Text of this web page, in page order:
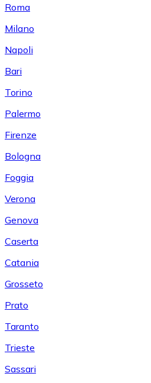
Roma
Milano
Napoli
Bari
Torino
Palermo
Firenze
Bologna
Foggia
Verona
Genova
Caserta
Catania
Grosseto
Prato
Taranto
Trieste
Sassari